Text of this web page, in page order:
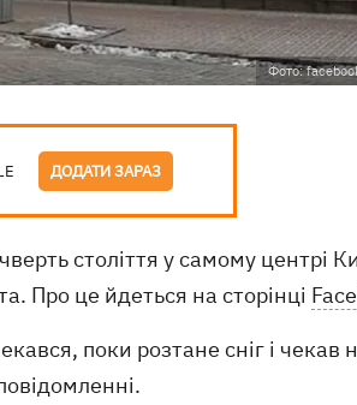
Фото:
ДОДАТИ ЗАРАЗ
століття у самому центрі
Про це йдеться на сторінці
поки розтане сніг і чекав